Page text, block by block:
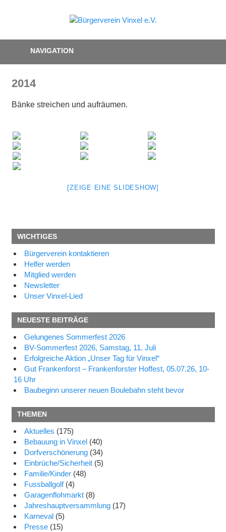
e.V.
Zusammen
NAVIGATION
2014
Bänke streichen und aufräumen.
[ZEIGE EINE SLIDESHOW]
WICHTIGES
Bürgerverein kontaktieren
Helfer werden
Mitglied werden
Newsletter
Unser Vinxel-Lied
NEUESTE BEITRÄGE
Gelungenes Sommerfest 2026
BV-Sommerfest 2026, Samstag, 11. Juli
Erfolgreiche Aktion „Unser Tag für Vinxel“
Gut Frankenforst – Frankenforster Hoffest, 05.07.26, 10-
16 Uhr
Baubeginn unserer neuen Boulebahn steht bevor
THEMEN
Aktuelles (175)
Bebauung in Vinxel (40)
Dorfverschönerung (34)
Einbrüche/Sicherheit (5)
Familie/Kinder (48)
Fussballgolf(4)
Garagenflohmarkt (8)
Jahreshauptversammlung (17)
Karneval (5)
Presse (15)